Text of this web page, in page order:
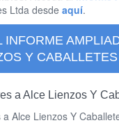
Ltda desde aquí.
INFORME
Y
a Alce Lienzos Y
Alce Lienzos Y